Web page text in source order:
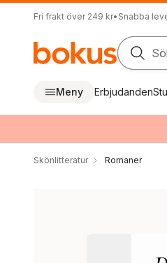
Fri frakt över 249 kr• Snabba
Meny Erbjudanden
Skönlitteratur Romaner